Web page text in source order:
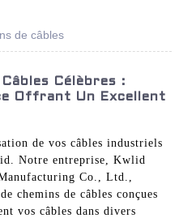
de câbles
Célèbres :
Offrant Un Excellent
de vos câbles industriels
Notre entreprise, Kwlid
Co., Ltd.,
chemins de câbles conçues
vos câbles dans divers